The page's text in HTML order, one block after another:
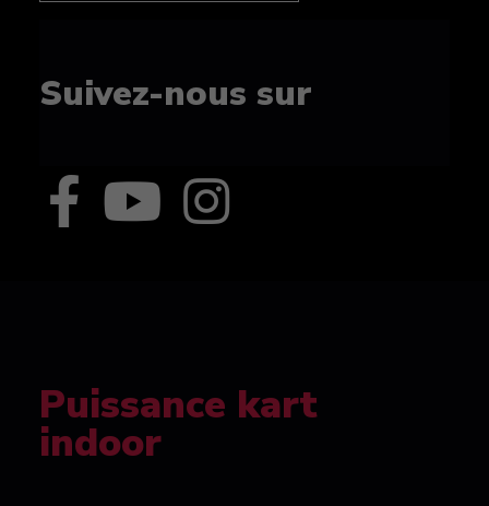
Suivez-nous sur
Puissance kart
indoor